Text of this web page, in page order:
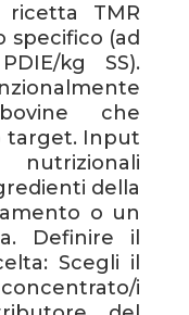
ricetta TMR
(ad
kg SS).
che
target. Input
della
o un
Definire il
Scegli il
i